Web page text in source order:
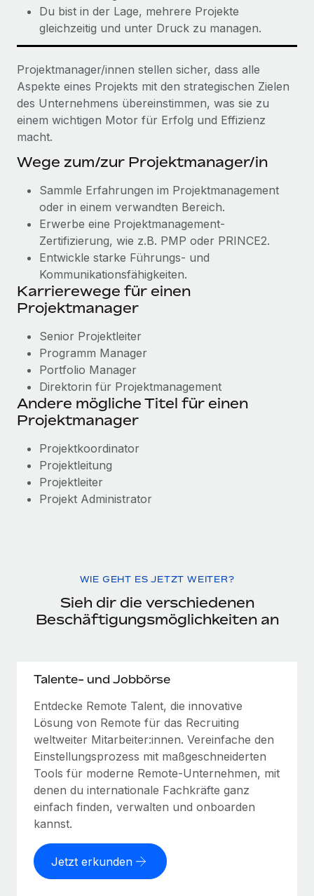
Du bist in der Lage, mehrere Projekte
gleichzeitig und unter Druck zu managen.
Projektmanager/innen stellen sicher, dass alle
Aspekte eines Projekts mit den strategischen Zielen
des Unternehmens übereinstimmen, was sie zu
einem wichtigen Motor für Erfolg und Effizienz
macht.
Wege zum/zur Projektmanager/in
Sammle Erfahrungen im Projektmanagement
oder in einem verwandten Bereich.
Erwerbe eine Projektmanagement-
Zertifizierung, wie z.B. PMP oder PRINCE2.
Entwickle starke Führungs- und
Kommunikationsfähigkeiten.
Karrierewege für einen
Projektmanager
Senior Projektleiter
Programm Manager
Portfolio Manager
Direktorin für Projektmanagement
Andere mögliche Titel für einen
Projektmanager
Projektkoordinator
Projektleitung
Projektleiter
Projekt Administrator
WIE GEHT ES JETZT WEITER?
Sieh dir die verschiedenen
Beschäftigungsmöglichkeiten an
Talente- und Jobbörse
Entdecke Remote Talent, die innovative
Lösung von Remote für das Recruiting
weltweiter Mitarbeiter:innen. Vereinfache den
Einstellungsprozess mit maßgeschneiderten
Tools für moderne Remote-Unternehmen, mit
denen du internationale Fachkräfte ganz
einfach finden, verwalten und onboarden
kannst.
Jetzt erkunden